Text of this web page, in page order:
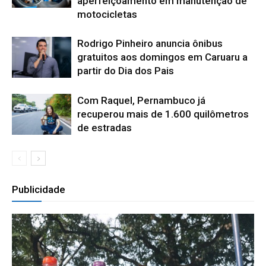
motocicletas
Rodrigo Pinheiro anuncia ônibus
gratuitos aos domingos em Caruaru a
partir do Dia dos Pais
Com Raquel, Pernambuco já
recuperou mais de 1.600 quilômetros
de estradas
Publicidade